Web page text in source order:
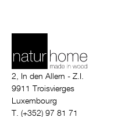
2, In den Allern - Z.I.
9911 Troisvierges
Luxembourg
T. (+352) 97 81 71